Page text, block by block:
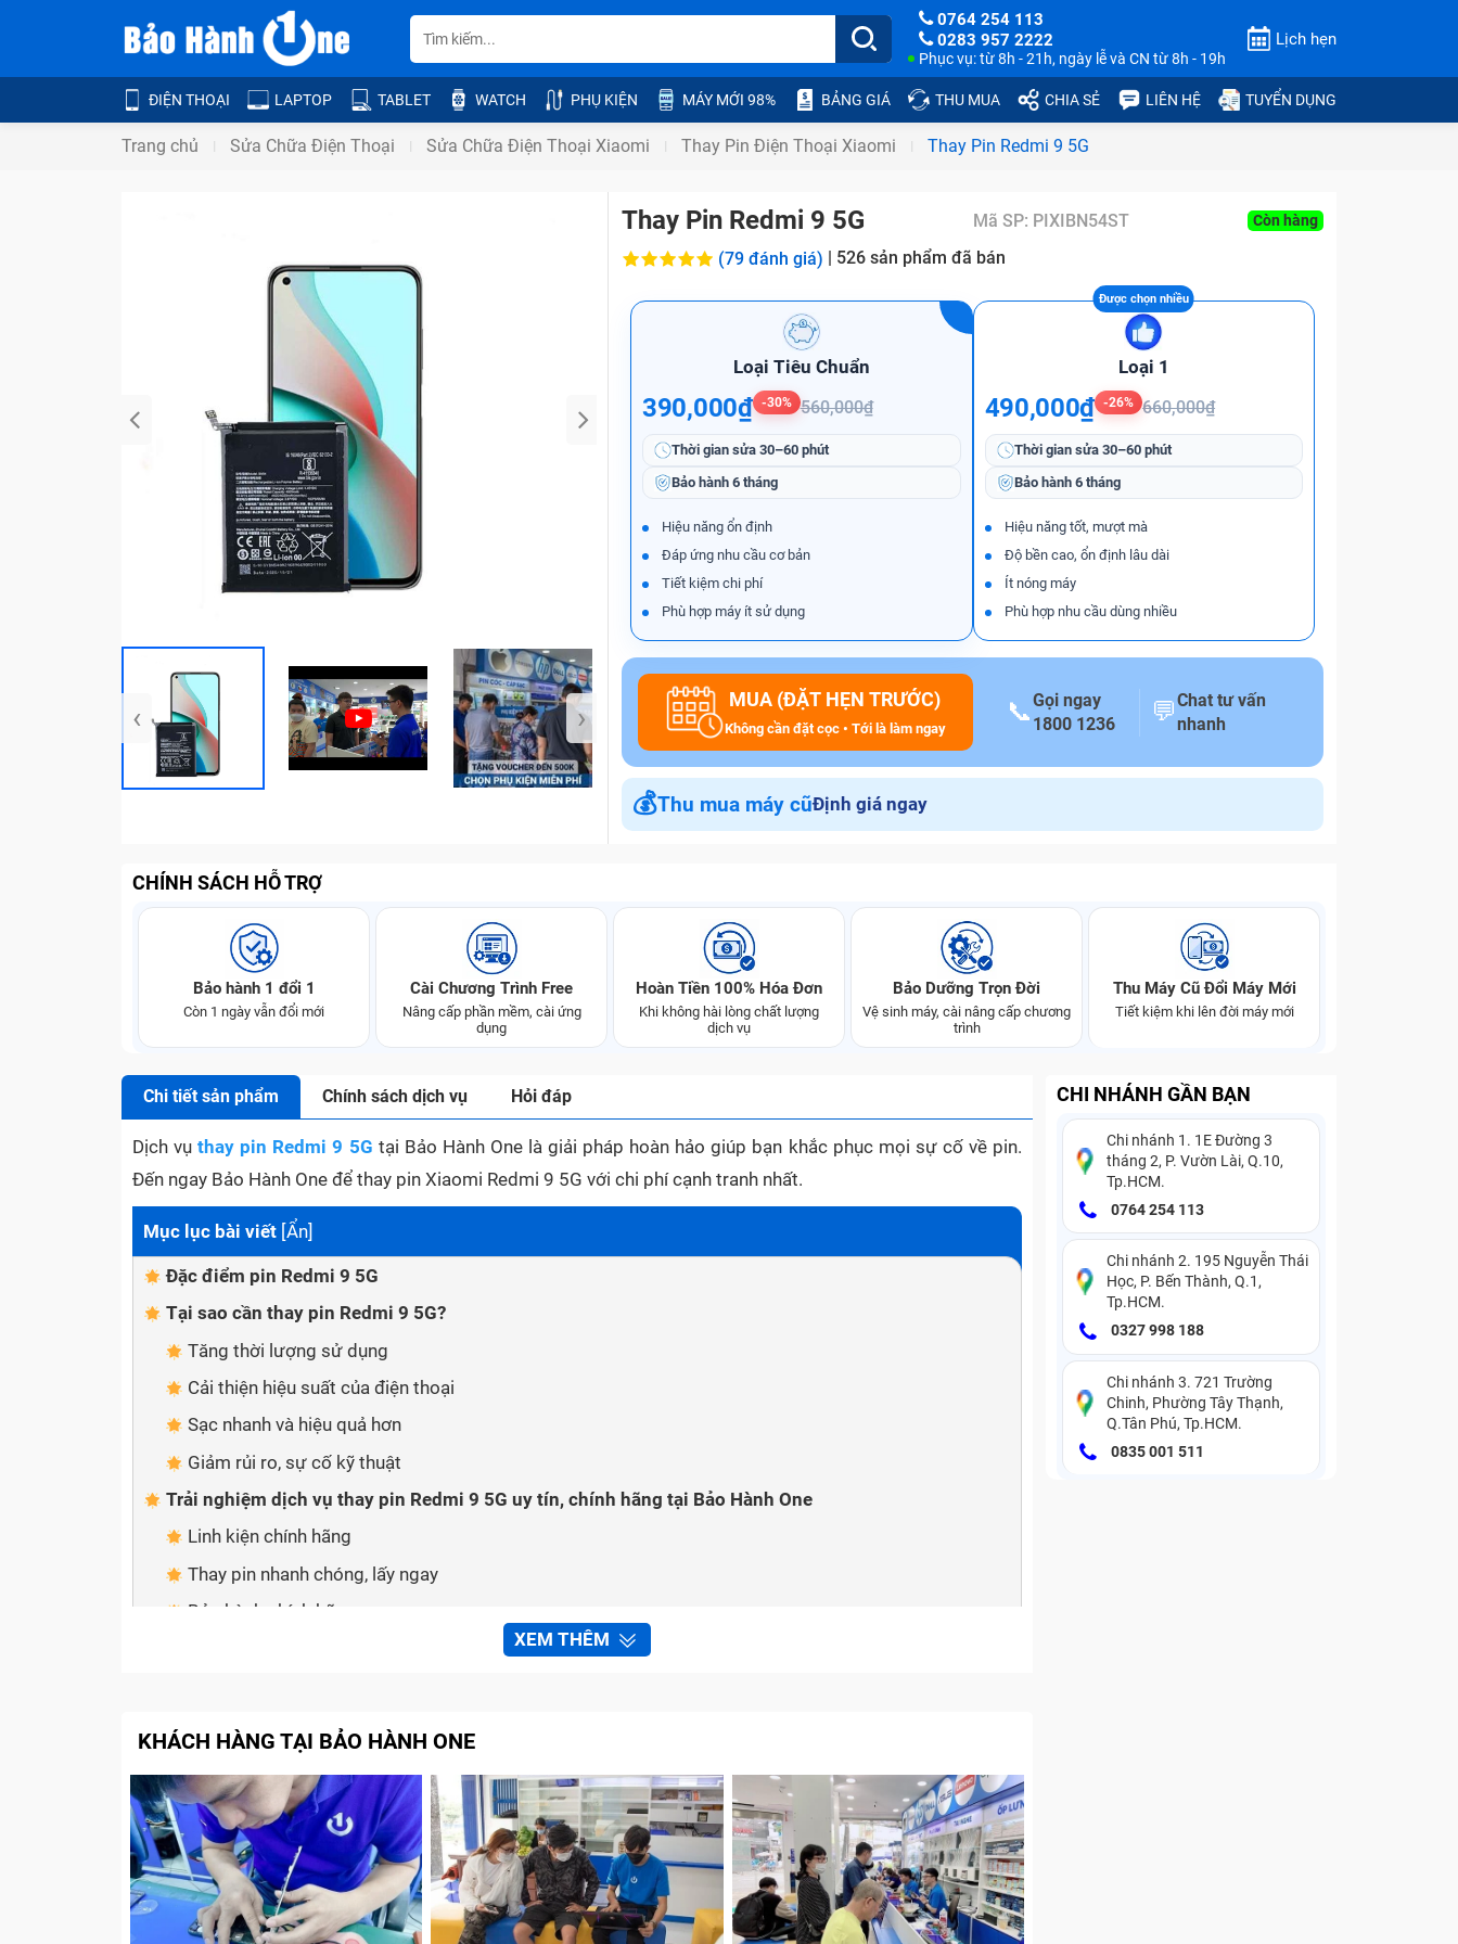
0764 254 113
0283 957 2222
Phục vụ: từ 8h - 21h, ngày lễ và CN từ 8h - 19h
Lịch hẹn
ĐIỆN THOẠI LAPTOP TABLET WATCH PHỤ KIỆN MÁY MỚI 98% BẢNG GIÁ THU MUA CHIA SẺ LIÊN HỆ TUYỂN DỤNG
Trang chủ Sửa Chữa Điện Thoại Sửa Chữa Điện Thoại Xiaomi Thay Pin Điện Thoại Xiaomi Thay Pin Redmi 9 5G
Bảo Hành One
‹ ›
Thay Pin Redmi 9 5G Mã SP: PIXIBN54ST Còn hàng
(79 đánh giá) | 526 sản phẩm đã bán
Loại Tiêu Chuẩn
390,000₫ -30% 560,000₫
Thời gian sửa 30–60 phút
Bảo hành 6 tháng
Hiệu năng ổn định
Đáp ứng nhu cầu cơ bản
Tiết kiệm chi phí
Phù hợp máy ít sử dụng
Loại 1
490,000₫ -26% 660,000₫
Thời gian sửa 30–60 phút
Bảo hành 6 tháng
Hiệu năng tốt, mượt mà
Độ bền cao, ổn định lâu dài
Ít nóng máy
Phù hợp nhu cầu dùng nhiều
MUA (ĐẶT HẸN TRƯỚC)
Không cần đặt cọc • Tới là làm ngay
📞Gọi ngay
1800 1236
💬Chat tư vấn
nhanh
💰Thu mua máy cũĐịnh giá ngay
CHÍNH SÁCH HỖ TRỢ
Bảo hành 1 đổi 1
Còn 1 ngày vẫn đổi mới
Cài Chương Trình Free
Nâng cấp phần mềm, cài ứng
dụng
Hoàn Tiền 100% Hóa Đơn
Khi không hài lòng chất lượng
dịch vụ
Bảo Dưỡng Trọn Đời
Vệ sinh máy, cài nâng cấp chương
trình
Thu Máy Cũ Đổi Máy Mới
Tiết kiệm khi lên đời máy mới
Chi tiết sản phẩm Chính sách dịch vụ Hỏi đáp
Dịch vụthay pin Redmi 9 5G tại Bảo Hành One là giải pháp hoàn hảo giúp bạn khắc phục mọi sự cố về pin.
Đến ngay Bảo Hành One để thay pin Xiaomi Redmi 9 5G với chi phí cạnh tranh nhất.
Mục lục bài viết [Ẩn]
Đặc điểm pin Redmi 9 5G
Tại sao cần thay pin Redmi 9 5G?
Tăng thời lượng sử dụng
Cải thiện hiệu suất của điện thoại
Sạc nhanh và hiệu quả hơn
Giảm rủi ro, sự cố kỹ thuật
Trải nghiệm dịch vụ thay pin Redmi 9 5G uy tín, chính hãng tại Bảo Hành One
Linh kiện chính hãng
Thay pin nhanh chóng, lấy ngay
Bảo hành chính hãng
XEM THÊM
KHÁCH HÀNG TẠI BẢO HÀNH ONE
CHI NHÁNH GẦN BẠN
Chi nhánh 1. 1E Đường 3
tháng 2, P. Vườn Lài, Q.10,
Tp.HCM.
0764 254 113
Chi nhánh 2. 195 Nguyễn Thái
Học, P. Bến Thành, Q.1,
Tp.HCM.
0327 998 188
Chi nhánh 3. 721 Trường
Chinh, Phường Tây Thạnh,
Q.Tân Phú, Tp.HCM.
0835 001 511